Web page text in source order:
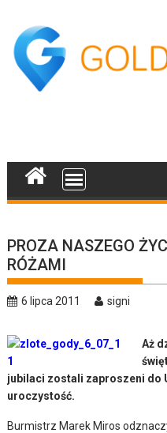
content
PROZA NASZEGO
RÓŻAMI
6 lipca 2011 signi
Aż
jubilaci zostali zaproszeni do
uroczystość.
Burmistrz Marek Miros